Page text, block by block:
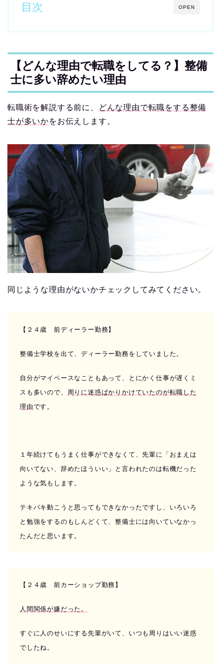
OPEN
目次
【どんな理由で転職をしてる？】整備
士に多い辞めたい理由
転職術を解説する前に、
どんな理由で転職をする整備
士が多いかをお伝えします。
同じような理由がないかチェックしてみてください。
【２４歳 前ディーラー勤務】
整備士学校を出て、ディーラー勤務をしていました。
自分がマイペースなこともあって、とにかく仕事が遅くミ
スも多いので、 周りに迷惑ばかりかけていたのが転職した
理由です。
１年続けてもうまく仕事ができなくて、先輩に「おまえは
向いてない、辞めたほういい」と言われたのは転機だった
ような気もします。
テキパキ動こうと思ってもできなかったですし、いろいろ
と勉強をするのもしんどくて、整備士には向いていなかっ
たんだと思います。
【２４歳 前カーショップ勤務】
人間関係が嫌だった。
すぐに人のせいにする先輩がいて、いつも周りはいい迷惑
でしたね。